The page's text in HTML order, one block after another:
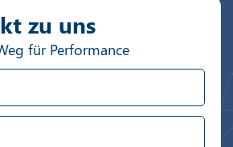
zu uns
für Performance